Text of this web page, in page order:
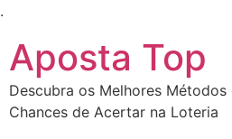
.
conteúdo
Aposta Top
Descubra os Melhores Métodos
Chances de Acertar na Loteria